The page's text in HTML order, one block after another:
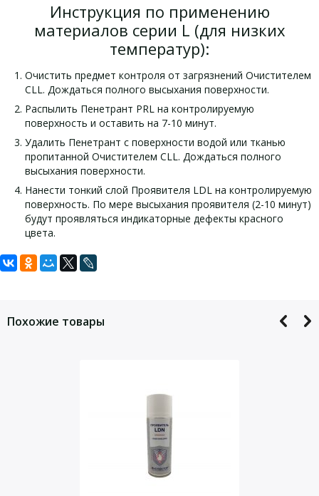
Инструкция по применению
материалов серии L (для низких
температур):
Очистить предмет контроля от загрязнений Очистителем
CLL. Дождаться полного высыхания поверхности.
Распылить Пенетрант PRL на контролируемую
поверхность и оставить на 7-10 минут.
Удалить Пенетрант с поверхности водой или тканью
пропитанной Очистителем CLL. Дождаться полного
высыхания поверхности.
Нанести тонкий слой Проявителя LDL на контролируемую
поверхность. По мере высыхания проявителя (2-10 минут)
будут проявляться индикаторные дефекты красного
цвета.
Технические характеристики
Тип 2, Метод А, 2 уровень чувствительности
Температурный диапазон использования -30 + 10 С.
Срок годности 36 месяцев от даты производства.
Комплект поставки Пенетранта RPL:
Пенетрант низкотемпературный PRL аэрозоль
Задать вопрос
Похожие товары